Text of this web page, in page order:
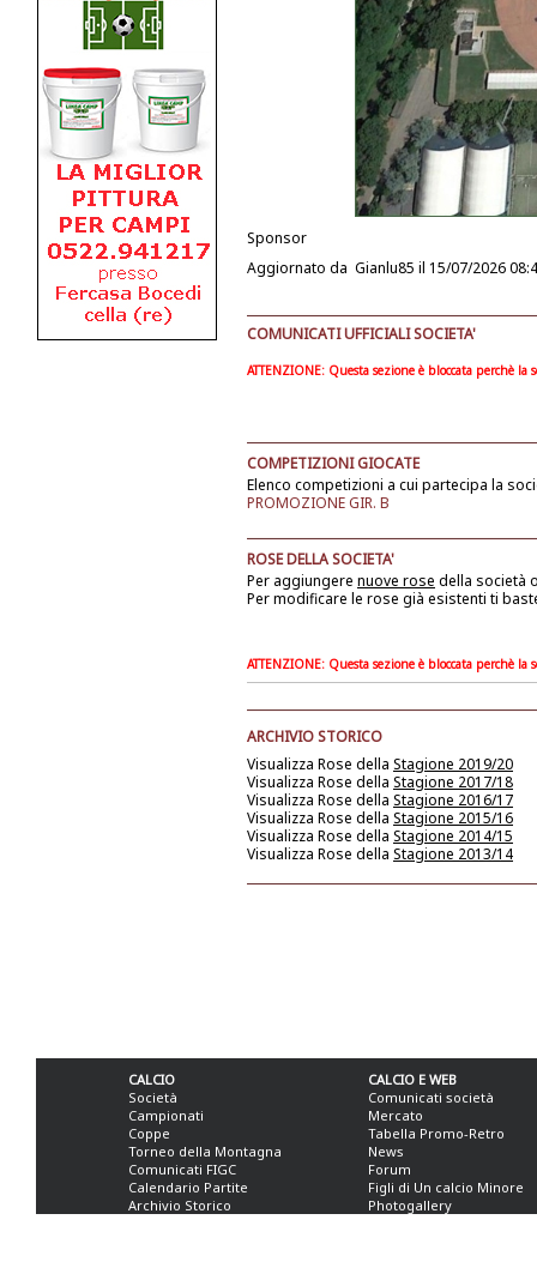
Sponsor
Aggiornato da Gianlu85 il 15/07/2026
COMUNICATI UFFICIALI SOCIETA'
ATTENZIONE: Questa sezione è bloccata perchè
COMPETIZIONI GIOCATE
Elenco competizioni a cui partecipa la
PROMOZIONE GIR. B
ROSE DELLA SOCIETA'
Per aggiungere nuove rose della società
Per modificare le rose già esistenti ti
ATTENZIONE: Questa sezione è bloccata perchè
ARCHIVIO STORICO
Visualizza Rose della Stagione 2019/20
Visualizza Rose della Stagione 2017/18
Visualizza Rose della Stagione 2016/17
Visualizza Rose della Stagione 2015/16
Visualizza Rose della Stagione 2014/15
Visualizza Rose della Stagione 2013/14
CALCIO
Società
Campionati
Coppe
Torneo della Montagna
Comunicati FIGC
Calendario Partite
Archivio Storico
CALCIO E WEB
Comunicati società
Mercato
Tabella Promo-Retro
News
Forum
Figli di Un calcio Minore
Photogallery